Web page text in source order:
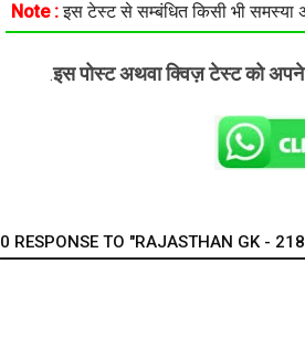
Note :इस टेस्ट से सम्बंधित किसी भी
.इस पोस्ट अथवा क्विज़ टेस्ट को
0 RESPONSE TO "RAJASTHAN GK -